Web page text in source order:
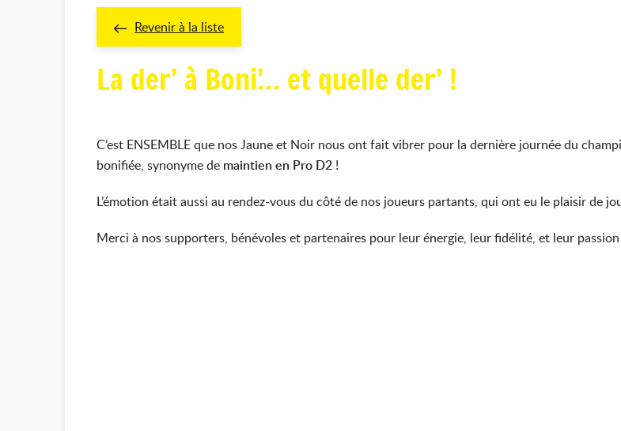
Revenir à la liste
La der’ à Boni’… et quelle der’ !
C’est ENSEMBLE que nos Jaune et Noir nous ont fait vibrer pour la dernière journée du
bonifiée, synonyme de maintien en Pro D2 !
L’émotion était aussi au rendez-vous du côté de nos joueurs partants, qui ont eu le plaisir de
Merci à nos supporters, bénévoles et partenaires pour leur énergie, leur fidélité, et leur